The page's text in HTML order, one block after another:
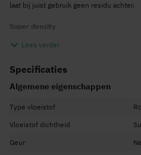
laat bij juist gebruik geen residu achter.
Super density
Deze rookvloeistof is een super density
rookmachine vloeistof van BeamZ
effect.
Kenmerken
Rookvloeistof met een extreem hoge
Universeel te gebruiken
Lees verder
Specificaties
Algemene eigenschappen
Type vloeistof
Vloeistof dichtheid
Geur